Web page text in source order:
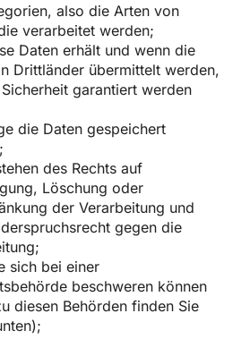
also die Arten von
verarbeitet werden;
Daten erhält und wenn die
Drittländer übermittelt werden,
garantiert werden
die Daten gespeichert
des Rechts auf
Löschung oder
der Verarbeitung und
gegen die
sich bei einer
beschweren können
diesen Behörden finden Sie